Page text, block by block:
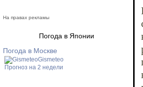
На правах рекламы
Погода в Японии
Погода в Москве
Gismeteo
Прогноз на 2 недели